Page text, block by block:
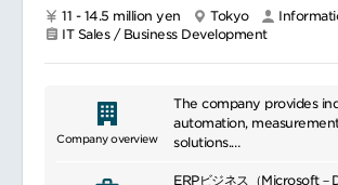
11 - 14.5 million yen Tokyo
IT Sales / Business Development
Company overview
The company provides
automation,
solutions.
instrumentation,
ERPビジネス（Microsoft－